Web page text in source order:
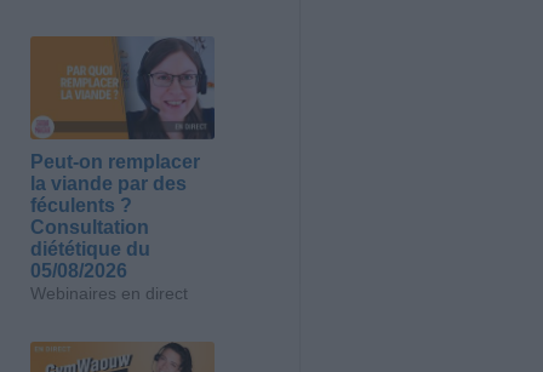
Peut-on remplacer
la viande par des
féculents ?
Consultation
diététique du
05/08/2026
Webinaires en direct